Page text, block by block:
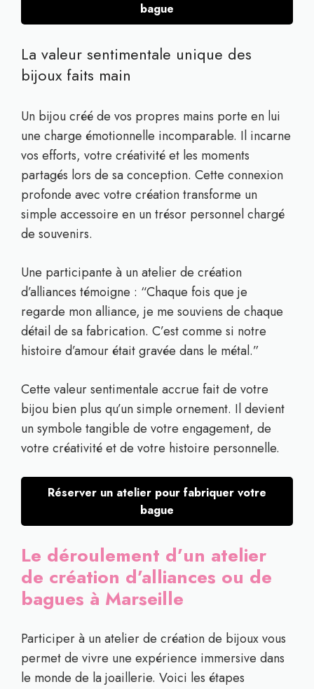
bague
La valeur sentimentale unique des
bijoux faits main
Un bijou créé de vos propres mains porte en lui
une charge émotionnelle incomparable. Il incarne
vos efforts, votre créativité et les moments
partagés lors de sa conception. Cette connexion
profonde avec votre création transforme un
simple accessoire en un trésor personnel chargé
de souvenirs.
Une participante à un atelier de création
d’alliances témoigne : “Chaque fois que je
regarde mon alliance, je me souviens de chaque
détail de sa fabrication. C’est comme si notre
histoire d’amour était gravée dans le métal.”
Cette valeur sentimentale accrue fait de votre
bijou bien plus qu’un simple ornement. Il devient
un symbole tangible de votre engagement, de
votre créativité et de votre histoire personnelle.
Réserver un atelier pour fabriquer votre
bague
Le déroulement d’un atelier
de création d’alliances ou de
bagues à Marseille
Participer à un atelier de création de bijoux vous
permet de vivre une expérience immersive dans
le monde de la joaillerie. Voici les étapes